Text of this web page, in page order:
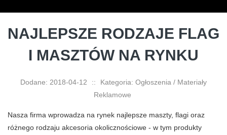
NAJLEPSZE RODZAJE FLAG
I MASZTÓW NA RYNKU
Dodane: 2018-04-12 ::
Kategoria: Ogłoszenia / Materiały
Reklamowe
Nasza firma wprowadza na rynek najlepsze maszty, flagi oraz
różnego rodzaju akcesoria okolicznościowe - w tym produkty